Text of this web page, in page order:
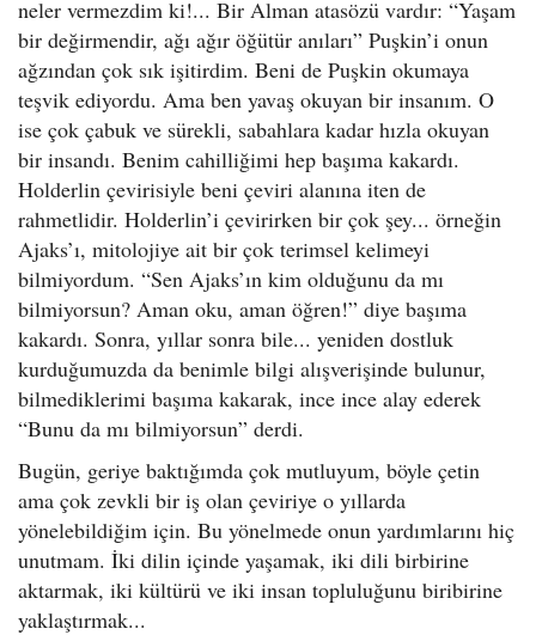
neler vermezdim ki!... Bir Alman atasözü vardır: “Yaşam
bir değirmendir, ağı ağır öğütür anıları” Puşkin’i onun
ağzından çok sık işitirdim. Beni de Puşkin okumaya
teşvik ediyordu. Ama ben yavaş okuyan bir insanım. O
ise çok çabuk ve sürekli, sabahlara kadar hızla okuyan
bir insandı. Benim cahilliğimi hep başıma kakardı.
Holderlin çevirisiyle beni çeviri alanına iten de
rahmetlidir. Holderlin’i çevirirken bir çok şey... örneğin
Ajaks’ı, mitolojiye ait bir çok terimsel kelimeyi
bilmiyordum. “Sen Ajaks’ın kim olduğunu da mı
bilmiyorsun? Aman oku, aman öğren!” diye başıma
kakardı. Sonra, yıllar sonra bile... yeniden dostluk
kurduğumuzda da benimle bilgi alışverişinde bulunur,
bilmediklerimi başıma kakarak, ince ince alay ederek
“Bunu da mı bilmiyorsun” derdi.
Bugün, geriye baktığımda çok mutluyum, böyle çetin
ama çok zevkli bir iş olan çeviriye o yıllarda
yönelebildiğim için. Bu yönelmede onun yardımlarını hiç
unutmam. İki dilin içinde yaşamak, iki dili birbirine
aktarmak, iki kültürü ve iki insan topluluğunu biribirine
yaklaştırmak...